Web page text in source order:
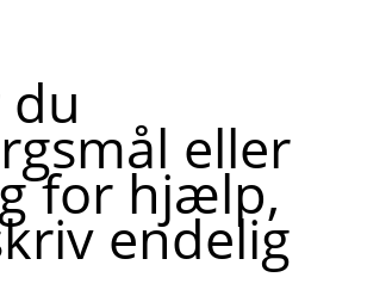
du
eller
for hjælp,
endelig